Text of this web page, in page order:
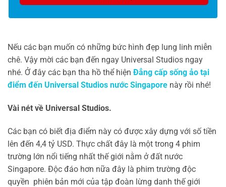
Nếu các bạn muốn có những bức hình đẹp lung linh miễn
chê. Vậy mời các bạn đến ngay Universal Studios ngay
nhé. Ở đây các bạn tha hồ thể hiện Đẳng cấp sống ảo tại
điểm đến Universal Studios nước Singapore này rồi nhé!
Vài nét về Universal Studios.
Các bạn có biết địa điểm này có được xây dựng với số tiền
lên đến 4,4 tỷ USD. Thực chất đây là một trong 4 phim
trường lớn nổi tiếng nhất thế giới nằm ở đất nước
Singapore. Độc đáo hơn nữa đây là phim trường độc
quyền phiên bản mới của tập đoàn lừng danh thế giới